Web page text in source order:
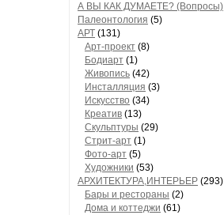
А ВЫ КАК ДУМАЕТЕ? (Вопросы)
Палеонтология (5)
АРТ (131)
Арт-проект (8)
Бодиарт (1)
Живопись (42)
Инсталляция (3)
Искусство (34)
Креатив (13)
Скульптуры (29)
Стрит-арт (1)
Фото-арт (5)
Художники (53)
АРХИТЕКТУРА,ИНТЕРЬЕР (293)
Бары и рестораны (2)
Дома и коттеджи (61)